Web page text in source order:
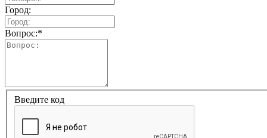
Город:
Вопрос:*
Введите код